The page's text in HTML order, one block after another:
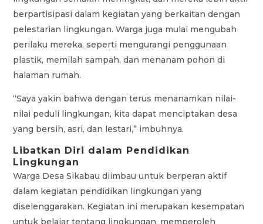
berpartisipasi dalam kegiatan yang berkaitan dengan
pelestarian lingkungan. Warga juga mulai mengubah
perilaku mereka, seperti mengurangi penggunaan
plastik, memilah sampah, dan menanam pohon di
halaman rumah.
“Saya yakin bahwa dengan terus menanamkan nilai-
nilai peduli lingkungan, kita dapat menciptakan desa
yang bersih, asri, dan lestari,” imbuhnya.
Libatkan Diri dalam Pendidikan
Lingkungan
Warga Desa Sikabau diimbau untuk berperan aktif
dalam kegiatan pendidikan lingkungan yang
diselenggarakan. Kegiatan ini merupakan kesempatan
untuk belajar tentang lingkungan, memperoleh